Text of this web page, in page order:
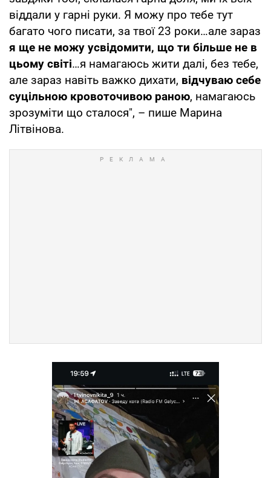
віддали у гарні руки. Я можу про тебе тут
багато чого писати, за твої 23 роки…але зараз
я ще не можу усвідомити, що ти більше не в
цьому світі…я намагаюсь жити далі, без тебе,
але зараз навіть важко дихати, відчуваю себе
суцільною кровоточивою раною, намагаюсь
зрозуміти що сталося", – пише Марина
Літвінова.